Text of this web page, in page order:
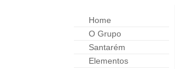
Home
O Grupo
Santarém
Elementos